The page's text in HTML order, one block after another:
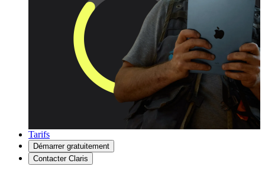
Tarifs
Démarrer gratuitement
Contacter Claris